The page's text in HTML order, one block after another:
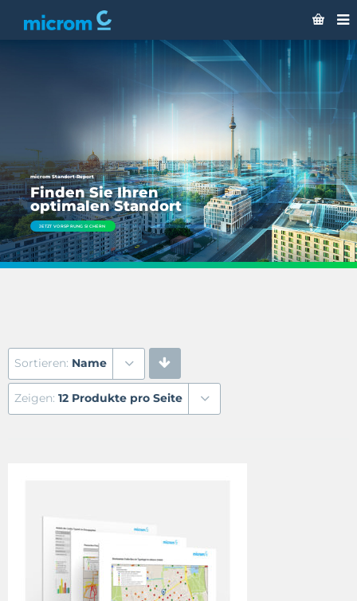
Finden Sie Ihren
optimalen Standort
microm Standort-Report
JETZT VORSPRUNG SICHERN
Sortieren: Name
Zeigen: 12 Produkte pro Seite